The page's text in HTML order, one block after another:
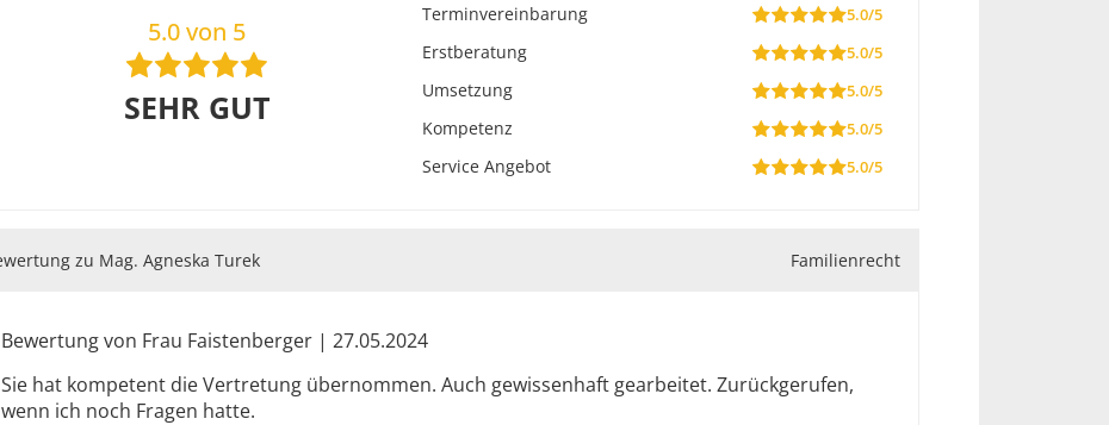
5.0 von 5
SEHR GUT
Terminvereinbarung 5.0/5
Erstberatung 5.0/5
Umsetzung 5.0/5
Kompetenz 5.0/5
Service Angebot 5.0/5
zu Mag. Agneska Turek Familienrecht
Bewertung von Frau Faistenberger | 27.05.2024
Sie hat kompetent die Vertretung übernommen. Auch gewissenhaft gearbeitet. Zurückgerufen,
wenn ich noch Fragen hatte.